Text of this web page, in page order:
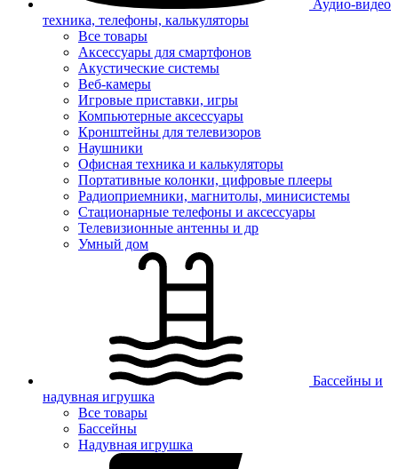
Аудио-видео
техника, телефоны, калькуляторы
Все товары
Аксессуары для смартфонов
Акустические системы
Веб-камеры
Игровые приставки, игры
Компьютерные аксессуары
Кронштейны для телевизоров
Наушники
Офисная техника и калькуляторы
Портативные колонки, цифровые плееры
Радиоприемники, магнитолы, минисистемы
Стационарные телефоны и аксессуары
Телевизионные антенны и др
Умный дом
Бассейны и
надувная игрушка
Все товары
Бассейны
Надувная игрушка